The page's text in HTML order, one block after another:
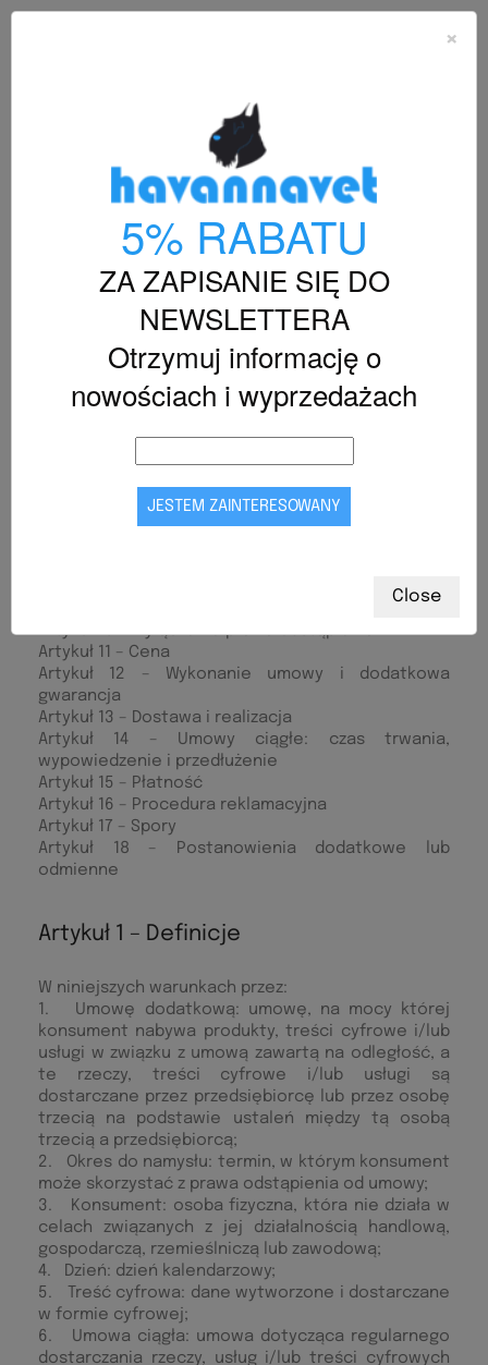
×
5% RABATU
ZA ZAPISANIE SIĘ DO
NEWSLETTERA
Otrzymuj informację o
nowościach i wyprzedażach
Close
reglement
Ogólne Warunki
Spis treści:
Artykuł 1 – Definicje
Artykuł 2 – Tożsamość przedsiębiorcy
Artykuł 4 – Oferta
Artykuł 7 – Obowiązki konsumenta w czasie okresu
Artykuł 9 – Obowiązki przedsiębiorcy w razie
Artykuł 10 – Wyłączenie prawa odstąpienia
Artykuł 11 – Cena
Artykuł 12 – Wykonanie umowy i dodatkowa
gwarancja
Artykuł 13 – Dostawa i realizacja
Artykuł 14 – Umowy ciągłe: czas trwania,
wypowiedzenie i przedłużenie
Artykuł 15 – Płatność
Artykuł 16 – Procedura reklamacyjna
Artykuł 17 – Spory
Artykuł 18 – Postanowienia dodatkowe lub
odmienne
Artykuł 1 – Definicje
W niniejszych warunkach przez:
1. Umowę dodatkową: umowę, na mocy której
konsument nabywa produkty, treści cyfrowe i/lub
usługi w związku z umową zawartą na odległość, a
te rzeczy, treści cyfrowe i/lub usługi są
dostarczane przez przedsiębiorcę lub przez osobę
trzecią na podstawie ustaleń między tą osobą
trzecią a przedsiębiorcą;
2. Okres do namysłu: termin, w którym konsument
może skorzystać z prawa odstąpienia od umowy;
3. Konsument: osoba fizyczna, która nie działa w
celach związanych z jej działalnością handlową,
gospodarczą, rzemieślniczą lub zawodową;
4. Dzień: dzień kalendarzowy;
5. Treść cyfrowa: dane wytworzone i dostarczane
w formie cyfrowej;
6. Umowa ciągła: umowa dotycząca regularnego
dostarczania rzeczy, usług i/lub treści cyfrowych